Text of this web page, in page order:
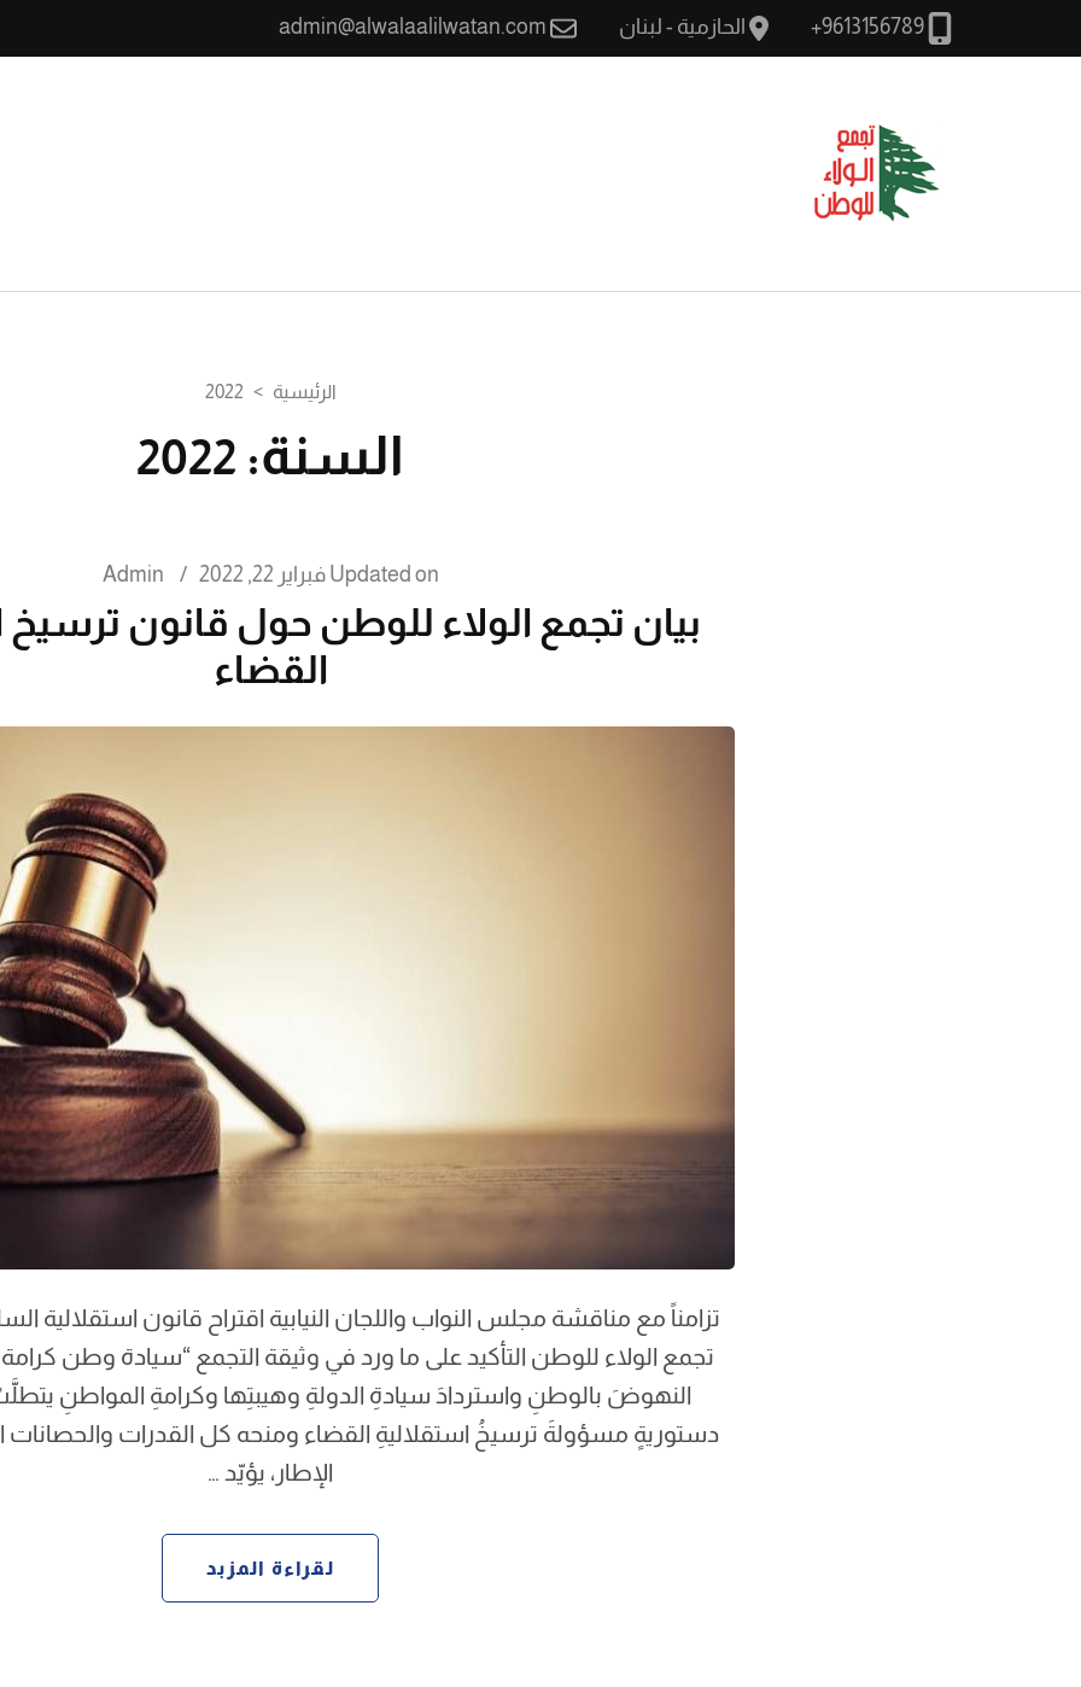
9613156789+ الحازمية - لبنان admin@alwalaalilwatan.com
الرئيسية >
2022
السنة: 2022
Updated on فبراير 22, 2022 /
Admin
بيان تجمع الولاء للوطن حول قانون ترسيخ
القضاء
تزامناً مع مناقشة مجلس النواب واللجان النيابية اقتراح قانون استقلالية
تجمع الولاء للوطن التأكيد على ما ورد في وثيقة التجمع “سيادة وطن
النهوضَ بالوطنِ واستردادَ سيادةِ الدولةِ وهيبتِها وكرامةِ المواطنِ
دستوريةٍ مسؤولةَ ترسيخُ استقلاليةِ القضاء ومنحه كل القدرات والحصانات
الإطار، يؤيّد …
لقراءة المزبد